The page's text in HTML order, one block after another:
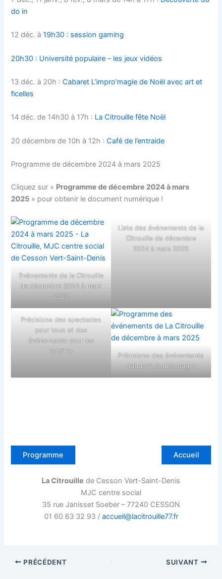
do in
12 déc. à19h30 : session gaming
20h30 : Université populaire – les jeux vidéos
13 déc. à 20h : Cabaret L’impro’magie de Noël avec art et
ficelles
14 déc. de 14h30 à 17h : La Citrouille fête Noël
20 décembre de 10h à 12h :Café de l’entraide
Programme de décembre 2024 à mars 2025
Cliquez sur « Programme de décembre 2024 à mars
2025 » pour obtenir le document numérique !
Evénements de la Citrouille
de décembre 2024 à mars
2025
Liste des événements de la
Citrouille de décembre
2024 à mars 2025
Précisions des spectacles
pour tous et des
événements pour les
familles
Précisions des événements
culturels et des stages
Programme Accueil
La Citrouille de Cesson Vert-Saint-Denis
MJC centre social
35 rue Janisset Soeber – 77240 CESSON
01 60 63 32 93 / accueil@lacitrouille77.fr
PRÉCÉDENT SUIVANT